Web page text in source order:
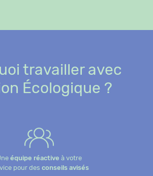
travailler avec
Écologique ?
équipe réactive à votre
pour des conseils avisés